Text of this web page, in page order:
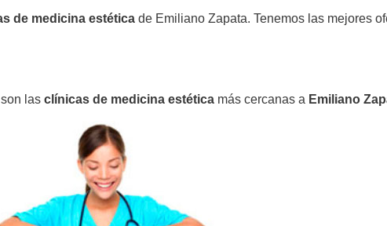
de medicina estética de Emiliano Zapata. Tenemos las mejores
las clínicas de medicina estética más cercanas a Emiliano